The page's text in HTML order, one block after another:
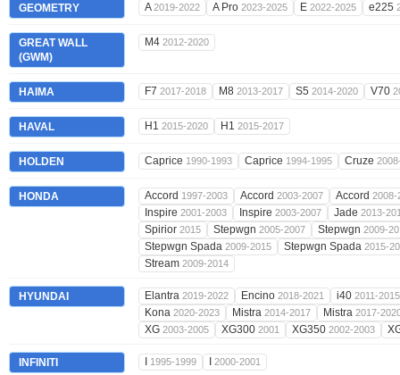
GEOMETRY A2019-2022 A Pro 2023-2025 E 2022-2025 e225
GREAT WALL
(GWM)
M4 2012-2020
HAIMA F7 2017-2018 M8 2013-2017 S5 2014-2020 V70
HAVAL H1 2015-2020 H1 2015-2017
HOLDEN Caprice 1990-1993 Caprice 1994-1995 Cruze
HONDA Accord 1997-2003 Accord 2003-2007 Accord 2008-
Inspire 2001-2003 Inspire 2003-2007 Jade 2013-
Spirior 2015 Stepwgn 2005-2007 Stepwgn 2009-
Stepwgn Spada 2009-2015 Stepwgn Spada 2015-
Stream 2009-2014
HYUNDAI Elantra 2019-2022 Encino 2018-2021 i40 2011-2015
Kona 2020-2023 Mistra 2014-2017 Mistra 2017-
XG 2003-2005 XG300 2001 XG350 2002-2003
INFINITI 1995-1999 2000-2001